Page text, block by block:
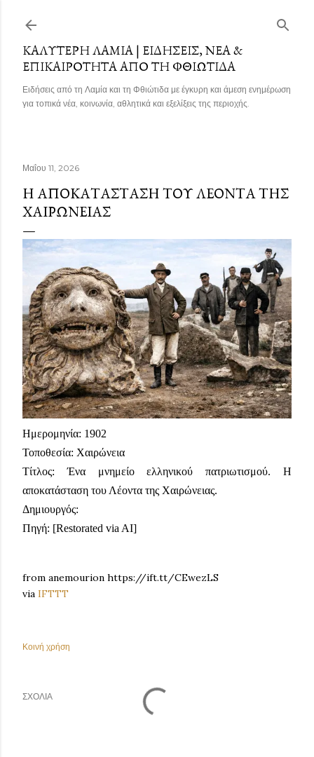
ΚΑΛΎΤΕΡΗ ΛΑΜΊΑ | ΕΙΔΉΣΕΙΣ, ΝΈΑ &
ΕΠΙΚΑΙΡΌΤΗΤΑ ΑΠΌ ΤΗ ΦΘΙΏΤΙΔΑ
Ειδήσεις από τη Λαμία και τη Φθιώτιδα με έγκυρη και άμεση ενημέρωση
για τοπικά νέα, κοινωνία, αθλητικά και εξελίξεις της περιοχής.
Μαΐου 11, 2026
Η ΑΠΟΚΑΤΆΣΤΑΣΗ ΤΟΥ ΛΈΟΝΤΑ ΤΗΣ
ΧΑΙΡΏΝΕΙΑΣ
Ημερομηνία: 1902
Τοποθεσία: Χαιρώνεια
Τίτλος: Ένα μνημείο ελληνικού πατριωτισμού. Η
αποκατάσταση του Λέοντα της Χαιρώνειας.
Δημιουργός:
Πηγή: [Restorated via AI]
from anemourion https://ift.tt/CEwezLS
via IFTTT
Κοινή χρήση
ΣΧΌΛΙΑ